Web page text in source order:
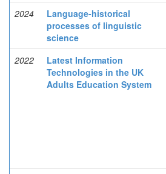
2024
Language-historical
processes of linguistic
science
2022
Latest Information
Technologies in the UK
Adults Education System